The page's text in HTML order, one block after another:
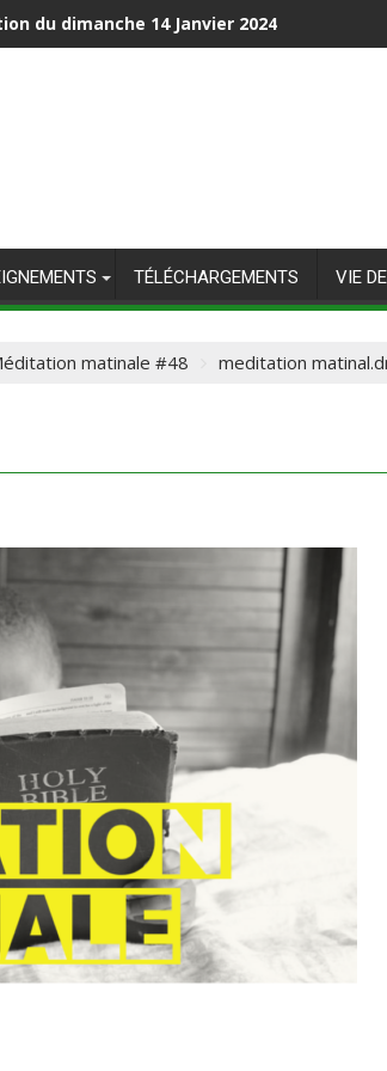
du dimanche 14 Janvier 2024
TÉLÉCHARGEMENTS VIE
matinale #48 meditation